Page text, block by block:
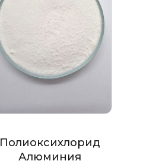
Полиоксихлорид
Алюминия